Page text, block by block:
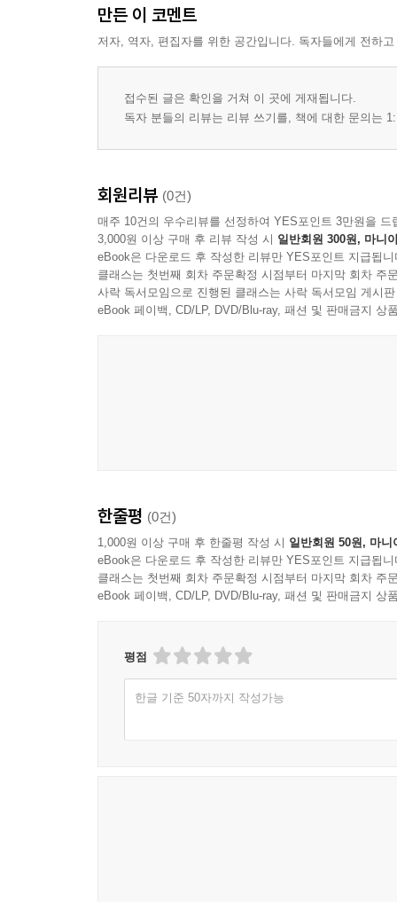
96 돌아온 카고 팬츠
98 봄의 타이츠 부츠
106 화이트 셔츠의 면면
112 지금 가장 근사한 색
122 스위스 시계박람회에서 생긴 일
126 XXL
130 새 신을 신고
134 봄의 시간들
138 NEW SEASON, NEW JACKETS
146 Spring AWAKENING
200 3세대 더마 코스메틱의 등판
202 속광 피부 만드는 법
206 오일을 담았어요
208 미세먼지에 대처하는 나노 클렌징
232 피부 속까지 쫀쫀한 세럼 최강자
236 JUICY MOMENTS
242 스프링 코럴 립 가든
만든 이 코멘트
저자, 역자, 편집자를 위한 공간입니다. 독자들에게 전하
접수된 글은 확인을 거쳐 이 곳에 게재됩니다.
독자 분들의 리뷰는 리뷰 쓰기를, 책에 대한 문의는
회원리뷰 (0건)
매주 10건의 우수리뷰를 선정하여 YES포인트 3만원을 드
3,000원 이상 구매 후 리뷰 작성 시 일반회원 300원, 마니
eBook은 다운로드 후 작성한 리뷰만 YES포인트 지급됩니
클래스는 첫번째 회차 주문확정 시점부터 마지막 회차 주
사락 독서모임으로 진행된 클래스는 사락 독서모임 게시
eBook 페이백, CD/LP, DVD/Blu-ray, 패션 및 판매금지 상
한줄평 (0건)
1,000원 이상 구매 후 한줄평 작성 시 일반회원 50원, 마니
eBook은 다운로드 후 작성한 리뷰만 YES포인트 지급됩니
클래스는 첫번째 회차 주문확정 시점부터 마지막 회차 주
eBook 페이백, CD/LP, DVD/Blu-ray, 패션 및 판매금지 상
평점
한글 기준 50자까지 작성가능